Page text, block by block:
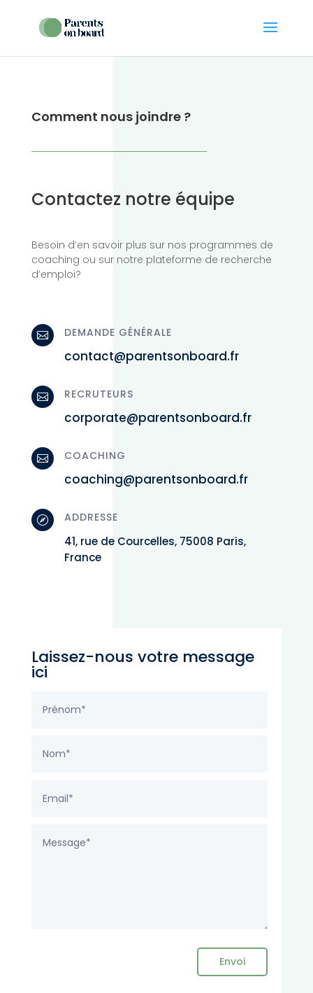
Comment nous joindre ?
Contactez notre équipe
Besoin d’en savoir plus sur nos programmes de
coaching ou sur notre plateforme de recherche
d’emploi?
 DEMANDE GÉNÉRALE
contact@parentsonboard.fr
 RECRUTEURS
corporate@parentsonboard.fr
 COACHING
coaching@parentsonboard.fr
 ADDRESSE
41, rue de Courcelles, 75008 Paris,
France
Laissez-nous votre message
ici
Envoi